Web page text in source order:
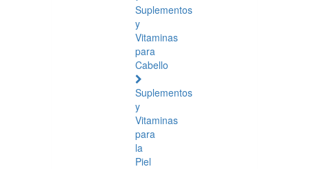
Suplementos
y
Vitaminas
para
Cabello
Suplementos
y
Vitaminas
para
la
Piel